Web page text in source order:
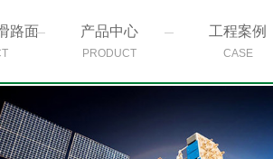
路面 产品中心
PRODUCT
工程案例
CASE